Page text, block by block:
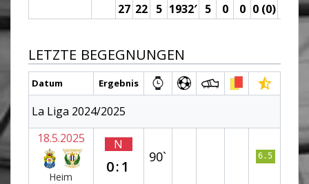
27 22 5 1932′ 5 0 0 0 (0)
LETZTE BEGEGNUNGEN
Datum Ergebnis
La Liga 2024/2025
18.5.2025
Heim
N
0:1
90` 6.5